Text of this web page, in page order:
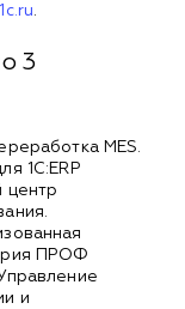
.
3
MES.
1С:ERP
центр
ПРОФ
и